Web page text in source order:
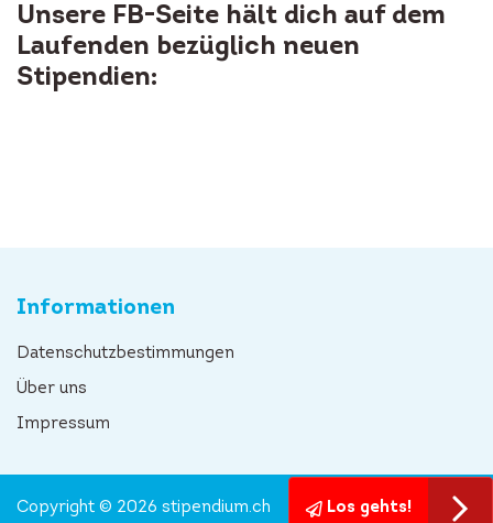
Unsere FB-Seite hält dich auf dem
Laufenden bezüglich neuen
Stipendien:
Informationen
Datenschutzbestimmungen
Über uns
Impressum
Los gehts!
Copyright © 2026 stipendium.ch